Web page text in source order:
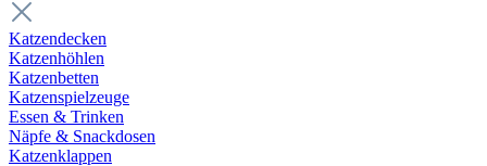
Katzendecken
Katzenhöhlen
Katzenbetten
Katzenspielzeuge
Essen & Trinken
Näpfe & Snackdosen
Katzenklappen